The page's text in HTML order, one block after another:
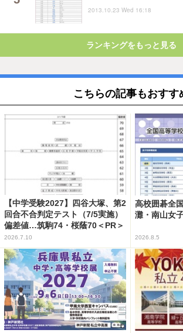
2013.10.23 Wed 16:18
ランキングをもっと見る
こちらの記事もおすす
【中学受験2027】四谷大塚、第2
回合不合判定テスト（7/5実施）
偏差値…筑駒74・桜蔭70＜PR＞
2026.7.10
高校囲碁全
灘・南山女
2026.8.5